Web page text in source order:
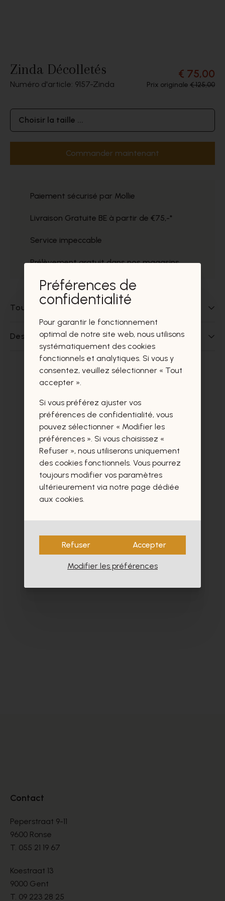
Zinda Décolletés
Numéro d'article: 9157 Zinda
€ 75,00
Prix originale € 125,00
Choisir la taille ...
Commander maintenant
Paiement sécurisé par Mollie
Livraison Gratuite BE à partir de €75,-*
Service impeccable
Prélèvement gratuit dans nos magasins
Tout sur ce produit
Des questions sur ce produit?
Ces produits vous intéresseront
certainement aussi.
Contact
Peperstraat 9-11
9600 Ronse
T. 055 21 19 67
Koestraat 13
9000 Gent
T. 09 223 28 25
Préférences de
confidentialité
Pour garantir le fonctionnement
optimal de notre site web, nous utilisons
systématiquement des cookies
fonctionnels et analytiques. Si vous y
consentez, veuillez sélectionner « Tout
accepter ».
Si vous préférez ajuster vos
préférences de confidentialité, vous
pouvez sélectionner « Modifier les
préférences ». Si vous choisissez «
Refuser », nous utiliserons uniquement
des cookies fonctionnels. Vous pourrez
toujours modifier vos paramètres
ultérieurement via notre page dédiée
aux cookies.
Refuser Accepter
Modifier les préférences